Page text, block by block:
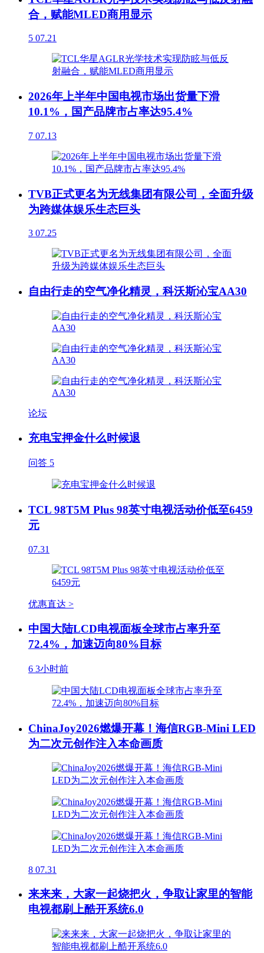
合，赋能MLED商用显示
5 07.21
2026年上半年中国电视市场出货量下滑
10.1%，国产品牌市占率达95.4%
7 07.13
TVB正式更名为无线集团有限公司，全面升级
为跨媒体娱乐生态巨头
3 07.25
自由行走的空气净化精灵，科沃斯沁宝AA30
论坛
充电宝押金什么时候退
问答 5
TCL 98T5M Plus 98英寸电视活动价低至6459
元
07.31
优惠直达 >
中国大陆LCD电视面板全球市占率升至
72.4%，加速迈向80%目标
6 3小时前
ChinaJoy2026燃爆开幕！海信RGB-Mini LED
为二次元创作注入本命画质
8 07.31
来来来，大家一起烧把火，争取让家里的智能
电视都刷上酷开系统6.0